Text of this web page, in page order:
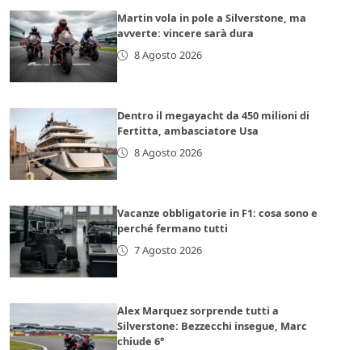
Martin vola in pole a Silverstone, ma
avverte: vincere sarà dura
8 Agosto 2026
Dentro il megayacht da 450 milioni di
Fertitta, ambasciatore Usa
8 Agosto 2026
Vacanze obbligatorie in F1: cosa sono e
perché fermano tutti
7 Agosto 2026
Alex Marquez sorprende tutti a
Silverstone: Bezzecchi insegue, Marc
chiude 6°